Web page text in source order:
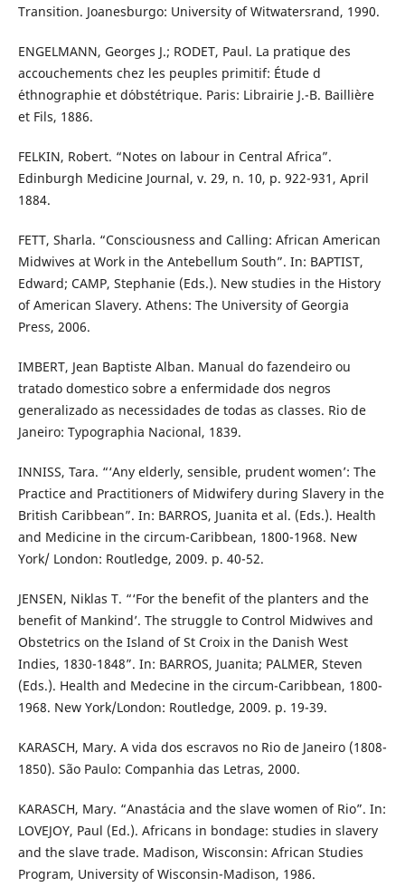
Transition. Joanesburgo: University of Witwatersrand, 1990.
ENGELMANN, Georges J.; RODET, Paul. La pratique des
accouchements chez les peuples primitif: Étude d
´ethnographie et d´obstétrique. Paris: Librairie J.-B. Baillière
et Fils, 1886.
FELKIN, Robert. “Notes on labour in Central Africa”.
Edinburgh Medicine Journal, v. 29, n. 10, p. 922-931, April
1884.
FETT, Sharla. “Consciousness and Calling: African American
Midwives at Work in the Antebellum South”. In: BAPTIST,
Edward; CAMP, Stephanie (Eds.). New studies in the History
of American Slavery. Athens: The University of Georgia
Press, 2006.
IMBERT, Jean Baptiste Alban. Manual do fazendeiro ou
tratado domestico sobre a enfermidade dos negros
generalizado as necessidades de todas as classes. Rio de
Janeiro: Typographia Nacional, 1839.
INNISS, Tara. “‘Any elderly, sensible, prudent women’: The
Practice and Practitioners of Midwifery during Slavery in the
British Caribbean”. In: BARROS, Juanita et al. (Eds.). Health
and Medicine in the circum-Caribbean, 1800-1968. New
York/ London: Routledge, 2009. p. 40-52.
JENSEN, Niklas T. “‘For the benefit of the planters and the
benefit of Mankind’. The struggle to Control Midwives and
Obstetrics on the Island of St Croix in the Danish West
Indies, 1830-1848”. In: BARROS, Juanita; PALMER, Steven
(Eds.). Health and Medecine in the circum-Caribbean, 1800-
1968. New York/London: Routledge, 2009. p. 19-39.
KARASCH, Mary. A vida dos escravos no Rio de Janeiro (1808-
1850). São Paulo: Companhia das Letras, 2000.
KARASCH, Mary. “Anastácia and the slave women of Rio”. In:
LOVEJOY, Paul (Ed.). Africans in bondage: studies in slavery
and the slave trade. Madison, Wisconsin: African Studies
Program, University of Wisconsin-Madison, 1986.